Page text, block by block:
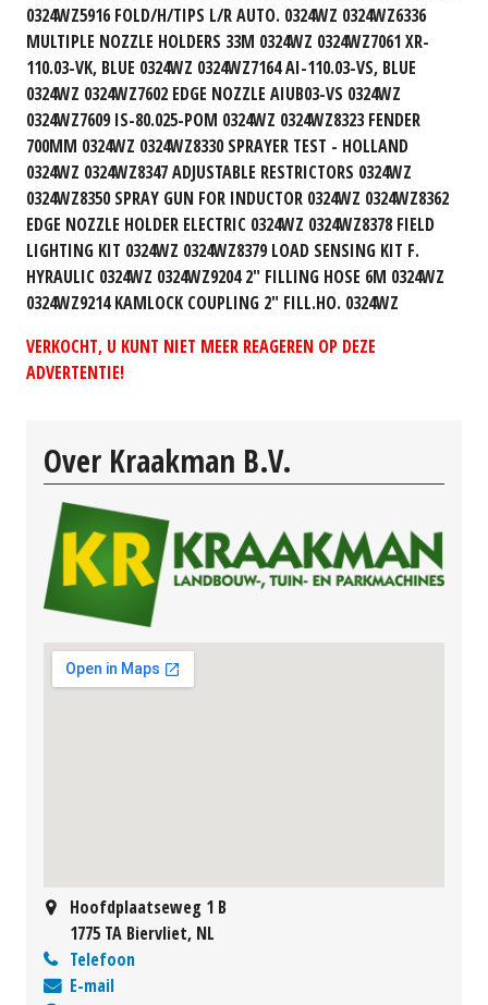
0324WZ5916 FOLD/H/TIPS L/R AUTO. 0324WZ 0324WZ6336
MULTIPLE NOZZLE HOLDERS 33M 0324WZ 0324WZ7061 XR-
110.03-VK, BLUE 0324WZ 0324WZ7164 AI-110.03-VS, BLUE
0324WZ 0324WZ7602 EDGE NOZZLE AIUB03-VS 0324WZ
0324WZ7609 IS-80.025-POM 0324WZ 0324WZ8323 FENDER
700MM 0324WZ 0324WZ8330 SPRAYER TEST - HOLLAND
0324WZ 0324WZ8347 ADJUSTABLE RESTRICTORS 0324WZ
0324WZ8350 SPRAY GUN FOR INDUCTOR 0324WZ 0324WZ8362
EDGE NOZZLE HOLDER ELECTRIC 0324WZ 0324WZ8378 FIELD
LIGHTING KIT 0324WZ 0324WZ8379 LOAD SENSING KIT F.
HYRAULIC 0324WZ 0324WZ9204 2" FILLING HOSE 6M 0324WZ
0324WZ9214 KAMLOCK COUPLING 2" FILL.HO. 0324WZ
VERKOCHT, U KUNT NIET MEER REAGEREN OP DEZE
ADVERTENTIE!
Over Kraakman B.V.
Hoofdplaatseweg 1 B
1775 TA Biervliet, NL
Telefoon
E-mail